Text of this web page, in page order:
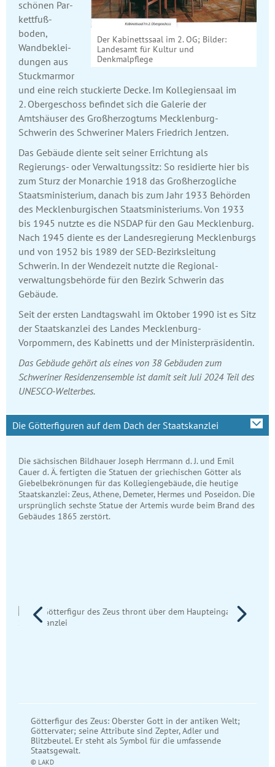
Der Kabinettssaal im 2. OG; Bilder:
Landesamt für Kultur und
Denkmalpflege
schönen Par­
kett­fuß­
boden,
Wand­beklei­
dungen aus
Stuck­marmor
und eine reich stuckierte Decke. Im Kollegiensaal im
2. Obergeschoss befindet sich die Galerie der
Amtshäuser des Großherzogtums Mecklenburg-
Schwerin des Schweriner Malers Friedrich Jentzen.
Das Gebäude diente seit seiner Errichtung als
Regierungs- oder Verwaltungssitz: So residierte hier bis
zum Sturz der Monarchie 1918 das Großherzog­liche
Staats­ministerium, danach bis zum Jahr 1933 Behörden
des Mecklenburgischen Staats­ministeriums. Von 1933
bis 1945 nutzte es die NSDAP für den Gau Mecklen­burg.
Nach 1945 diente es der Landes­regierung Mecklenburgs
und von 1952 bis 1989 der SED-Bezirks­leitung
Schwerin. In der Wendezeit nutzte die Regional­
verwaltungs­behörde für den Bezirk Schwerin das
Gebäude.
Seit der ersten Landtags­wahl im Oktober 1990 ist es Sitz
der Staatskanzlei des Landes Mecklenburg-
Vorpommern, des Kabinetts und der Minister­präsidentin.
Das Gebäude gehört als eines von 38 Gebäuden zum
Schweriner Residenzensemble ist damit seit Juli 2024 Teil des
UNESCO-Welterbes.
Die Götterfiguren auf dem Dach der Staatskanzlei
Die sächsischen Bildhauer Joseph Herrmann d. J. und Emil
Cauer d. Ä. fertigten die Statuen der griechischen Götter als
Giebelbekrönungen für das Kollegiengebäude, die heutige
Staatskanzlei: Zeus, Athene, Demeter, Hermes und Poseidon. Die
ursprünglich sechste Statue der Artemis wurde beim Brand des
Gebäudes 1865 zerstört.
Götterfigur des Zeus: Oberster Gott in der antiken Welt;
Göttervater; seine Attribute sind Zepter, Adler und
Blitzbeutel. Er steht als Symbol für die umfassende
Staatsgewalt.
© LAKD